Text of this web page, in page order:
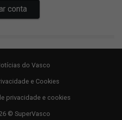
do Vasco
e Cookies
privacidade e cookies
© SuperVasco